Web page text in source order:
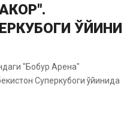
ЎЙИНИ
"Бобур Арена"
Суперкубоги ўйинида